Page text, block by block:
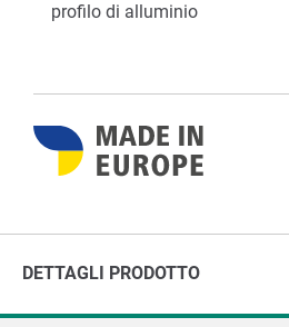
profilo di alluminio
DETTAGLI PRODOTTO